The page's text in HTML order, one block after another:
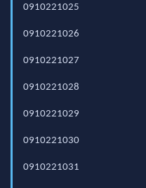
0910221025
0910221026
0910221027
0910221028
0910221029
0910221030
0910221031